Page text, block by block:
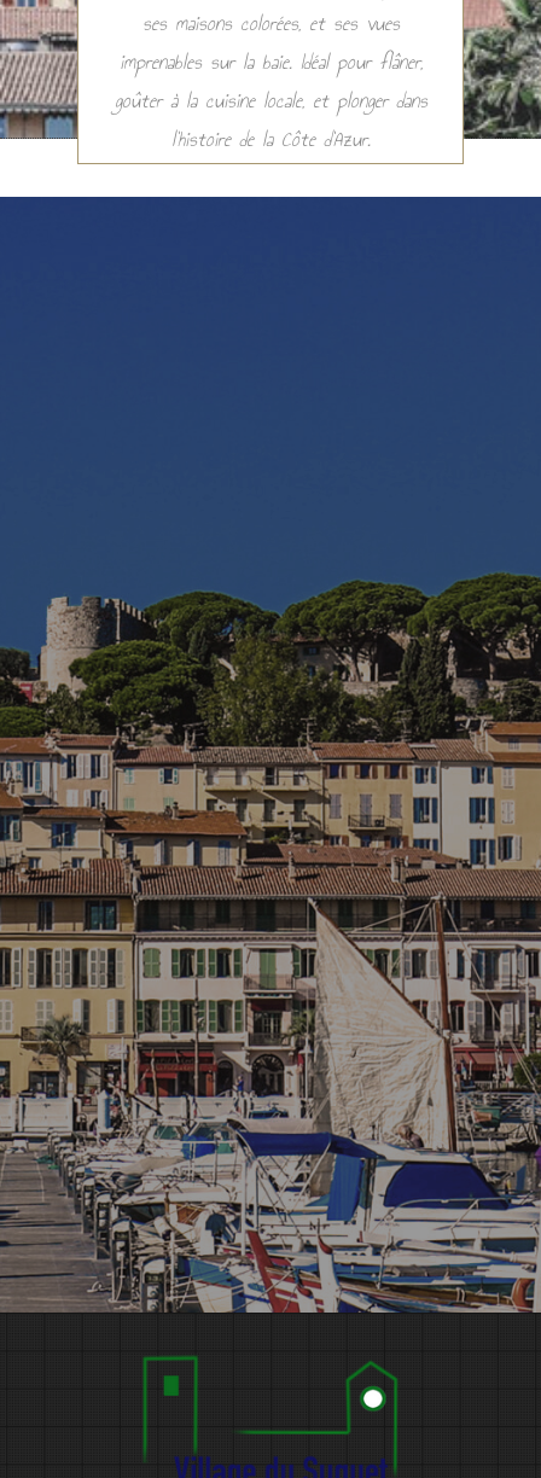
Le Suquet, charme avec ses ruelles pavées,
ses maisons colorées, et ses vues
imprenables sur la baie. Idéal pour flâner,